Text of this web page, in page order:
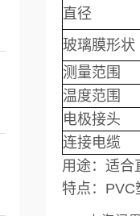
直径
玻璃膜形状
测量范围
温度范围
电极接头
连接电缆
用途：适合
特点：PVC